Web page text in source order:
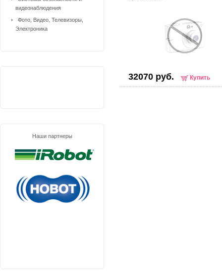
32070 руб. Купить
видеонаблюдения
Фото, Видео, Телевизоры,
Электроника
Наши партнеры